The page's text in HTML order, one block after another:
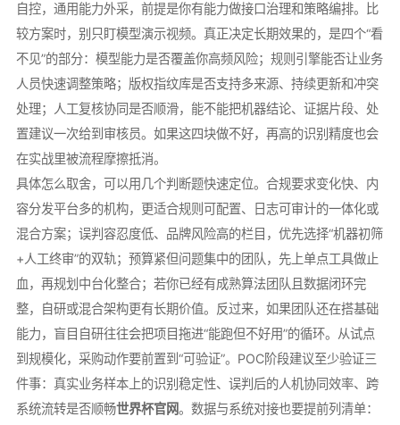
自控，通用能力外采，前提是你有能力做接口治理和策略编排。比
较方案时，别只盯模型演示视频。真正决定长期效果的，是四个“看
不见”的部分：模型能力是否覆盖你高频风险；规则引擎能否让业务
人员快速调整策略；版权指纹库是否支持多来源、持续更新和冲突
处理；人工复核协同是否顺滑，能不能把机器结论、证据片段、处
置建议一次给到审核员。如果这四块做不好，再高的识别精度也会
在实战里被流程摩擦抵消。
具体怎么取舍，可以用几个判断题快速定位。合规要求变化快、内
容分发平台多的机构，更适合规则可配置、日志可审计的一体化或
混合方案；误判容忍度低、品牌风险高的栏目，优先选择“机器初筛
+人工终审”的双轨；预算紧但问题集中的团队，先上单点工具做止
血，再规划中台化整合；若你已经有成熟算法团队且数据闭环完
整，自研或混合架构更有长期价值。反过来，如果团队还在搭基础
能力，盲目自研往往会把项目拖进“能跑但不好用”的循环。从试点
到规模化，采购动作要前置到“可验证”。POC阶段建议至少验证三
件事：真实业务样本上的识别稳定性、误判后的人机协同效率、跨
系统流转是否顺畅世界杯官网。数据与系统对接也要提前列清单：